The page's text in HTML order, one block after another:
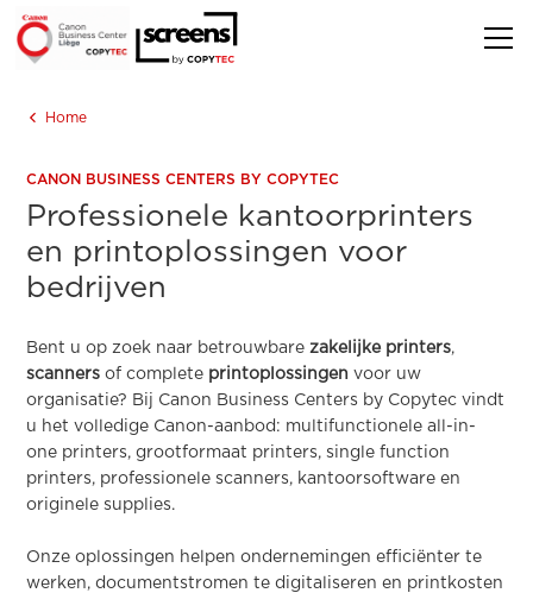
Home
CANON BUSINESS CENTERS BY COPYTEC
Professionele kantoorprinters
en printoplossingen voor
bedrijven
Bent u op zoek naar betrouwbarezakelijke printers,
scanners of complete printoplossingen voor uw
organisatie? Bij Canon Business Centers by Copytec vindt
u het volledige Canon-aanbod: multifunctionele all-in-
one printers, grootformaat printers, single function
printers, professionele scanners, kantoorsoftware en
originele supplies.
Onze oplossingen helpen ondernemingen efficiënter te
werken, documentstromen te digitaliseren en printkosten